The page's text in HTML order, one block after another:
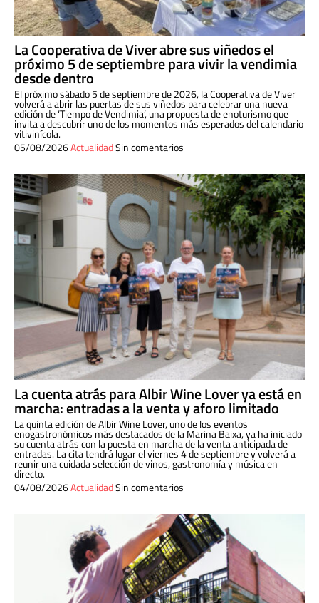
La Cooperativa de Viver abre sus viñedos el
próximo 5 de septiembre para vivir la vendimia
desde dentro
El próximo sábado 5 de septiembre de 2026, la Cooperativa de Viver
volverá a abrir las puertas de sus viñedos para celebrar una nueva
edición de ‘Tiempo de Vendimia’, una propuesta de enoturismo que
invita a descubrir uno de los momentos más esperados del calendario
vitivinícola.
05/08/2026ActualidadSin comentarios
La cuenta atrás para Albir Wine Lover ya está en
marcha: entradas a la venta y aforo limitado
La quinta edición de Albir Wine Lover, uno de los eventos
enogastronómicos más destacados de la Marina Baixa, ya ha iniciado
su cuenta atrás con la puesta en marcha de la venta anticipada de
entradas. La cita tendrá lugar el viernes 4 de septiembre y volverá a
reunir una cuidada selección de vinos, gastronomía y música en
directo.
04/08/2026ActualidadSin comentarios